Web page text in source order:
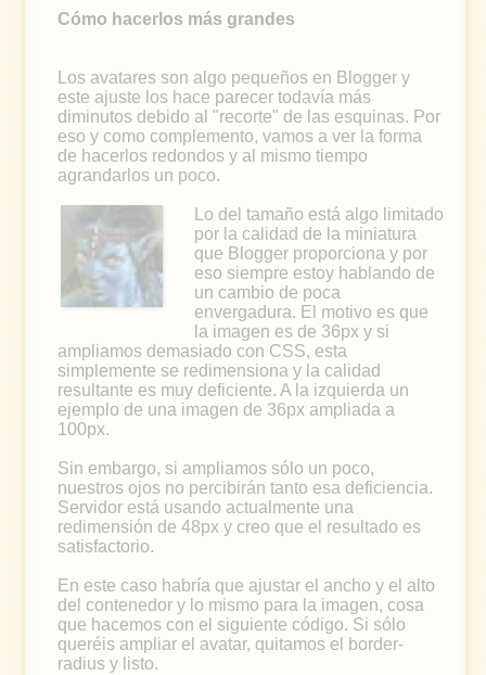
Cómo hacerlos más grandes
Los avatares son algo pequeños en Blogger y
este ajuste los hace parecer todavía más
diminutos debido al "recorte" de las esquinas. Por
eso y como complemento, vamos a ver la forma
de hacerlos redondos y al mismo tiempo
agrandarlos un poco.
Lo del tamaño está algo limitado
por la calidad de la miniatura
que Blogger proporciona y por
eso siempre estoy hablando de
un cambio de poca
envergadura. El motivo es que
la imagen es de 36px y si
ampliamos demasiado con CSS, esta
simplemente se redimensiona y la calidad
resultante es muy deficiente. A la izquierda un
ejemplo de una imagen de 36px ampliada a
100px.
Sin embargo, si ampliamos sólo un poco,
nuestros ojos no percibirán tanto esa deficiencia.
Servidor está usando actualmente una
redimensión de 48px y creo que el resultado es
satisfactorio.
En este caso habría que ajustar el ancho y el alto
del contenedor y lo mismo para la imagen, cosa
que hacemos con el siguiente código. Si sólo
queréis ampliar el avatar, quitamos el border-
radius y listo.